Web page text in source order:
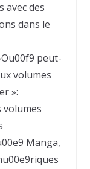
avec des
dans le
peut-
volumes
»:
volumes
Manga,